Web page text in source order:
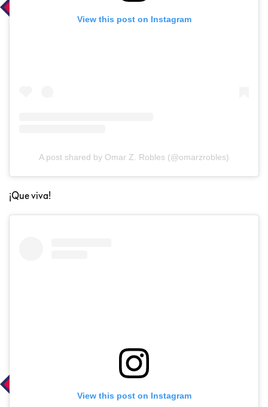
View this post on Instagram
A post shared by Omar Z. Robles (@omarzrobles)
¡Que viva!
View this post on Instagram